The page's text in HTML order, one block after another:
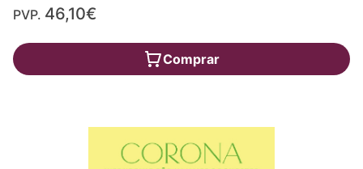
PVP. 46,10€
Comprar